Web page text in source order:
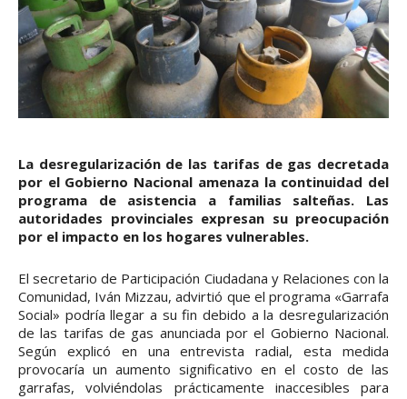
La desregularización de las tarifas de gas decretada
por el Gobierno Nacional amenaza la continuidad del
programa de asistencia a familias salteñas. Las
autoridades provinciales expresan su preocupación
por el impacto en los hogares vulnerables.
El secretario de Participación Ciudadana y Relaciones con la
Comunidad, Iván Mizzau, advirtió que el programa «Garrafa
Social» podría llegar a su fin debido a la desregularización
de las tarifas de gas anunciada por el Gobierno Nacional.
Según explicó en una entrevista radial, esta medida
provocaría un aumento significativo en el costo de las
garrafas, volviéndolas prácticamente inaccesibles para